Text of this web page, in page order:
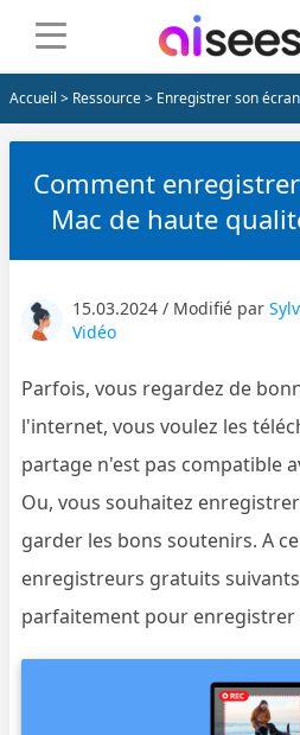
Accueil > Ressource> Enregistrer son écran
Comment
Mac de haute
15.03.2024 / Modifié par
Vidéo
Parfois, vous regardez de
l'internet, vous voulez les
partage n'est pas compatible
Ou, vous souhaitez
garder les bons soutenirs. A
enregistreurs gratuits
parfaitement pour enregistrer